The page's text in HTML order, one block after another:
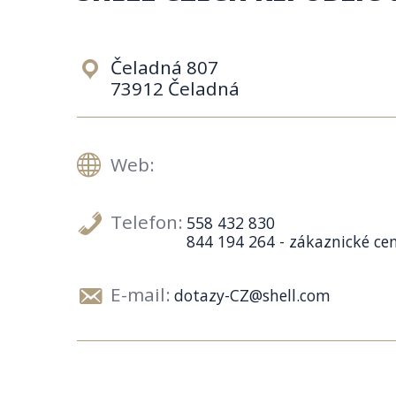
Čeladná 807
73912 Čeladná
Web:
Telefon: 558 432 830
844 194 264 - zákaznické
E-mail: dotazy-CZ@shell.com